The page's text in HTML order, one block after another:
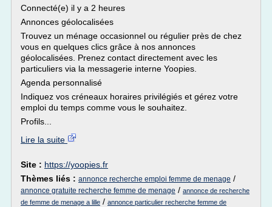
Connecté(e) il y a 2 heures
Annonces géolocalisées
Trouvez un ménage occasionnel ou régulier près de chez
vous en quelques clics grâce à nos annonces
géolocalisées. Prenez contact directement avec les
particuliers via la messagerie interne Yoopies.
Agenda personnalisé
Indiquez vos créneaux horaires privilégiés et gérez votre
emploi du temps comme vous le souhaitez.
Profils...
Lire la suite
Site : https://yoopies.fr
Thèmes liés : annonce recherche emploi femme de menage /
annonce gratuite recherche femme de menage / annonce de recherche
de femme de menage a lille / annonce particulier recherche femme de